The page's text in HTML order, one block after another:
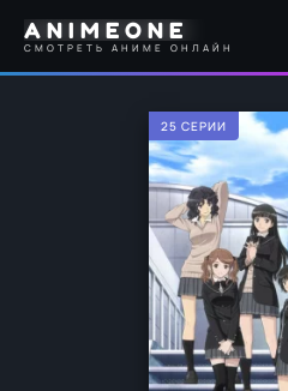
ANIMEONE
СМОТРЕТЬ АНИМЕ ОНЛАЙН
25 СЕРИИ